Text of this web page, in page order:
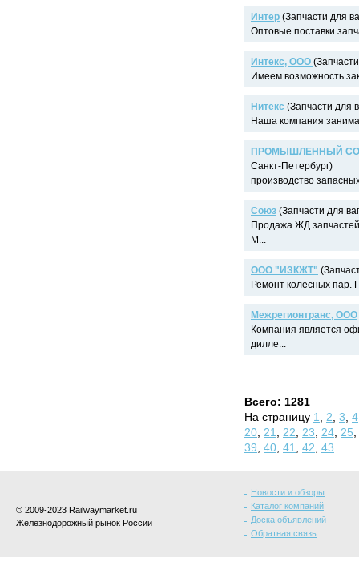
Интер (Запчасти для
Оптовые поставки
Интекс, ООО
Имеем возможность
Нитекс (Запчасти для
Наша компания
ПРОМЫШЛЕННЫЙ
Санкт-Петербург)
производство
Союз (Запчасти для
Продажа ЖД запчастей
М...
ООО "ИЗКЖТ"
Ремонт колесньіх
Межрегионтранс, ООО
Компания является
дилле...
Всего: 1281
На страницу 1 2 3 4
20 21 22 23 24 25
39 40 41 42 43
© 2009-2023 Railwaymarket.ru
Железнодорожный рынок России
Новости и обзоры
Каталог компаний
Доска объявлений
Обратная связь